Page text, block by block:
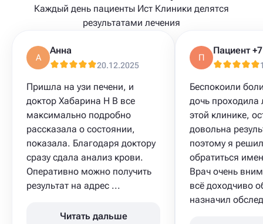
Каждый день пациенты Ист Клиники делятся
результатами лечения
А
Анна
20.12.2025
Пришла на узи печени, и
доктор Хабарина Н В все
максимально подробно
рассказала о состоянии,
показала. Благодаря доктору
сразу сдала анализ крови.
Оперативно можно получить
результат на адрес ...
Читать дальше
П
Беспокоили
дочь проходила
этой клинике,
довольна
поэтому я
обратиться
Врач очень
всё доходчиво
назначил